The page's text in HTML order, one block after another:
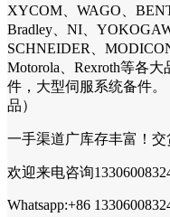
XYCOM、WAGO、
Bradley、NI、
SCHNEIDER、
Motorola、Rexroth等各
件，大型伺服系统备件
品）
一手渠道广库存丰富！交
欢迎来电咨询
Whatsapp:+86